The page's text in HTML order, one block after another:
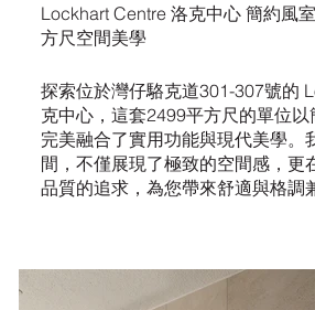
Lockhart Centre 洛克中心 簡約風
方尺空間美學
探索位於灣仔駱克道301-307號的
克中心，這套2499平方尺的單位以
完美融合了實用功能與現代美學。
間，不僅展現了極致的空間感，更
品質的追求，為您帶來舒適與格調